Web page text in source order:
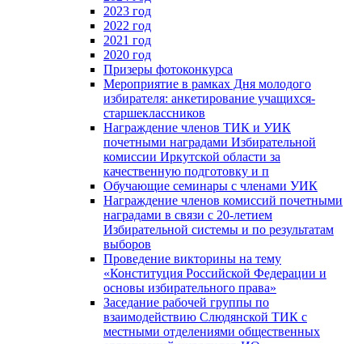
2023 год
2022 год
2021 год
2020 год
Призеры фотоконкурса
Мероприятие в рамках Дня молодого
избирателя: анкетирование учащихся-
старшеклассников
Награждение членов ТИК и УИК
почетными наградами Избирательной
комиссии Иркутской области за
качественную подготовку и п
Обучающие семинары с членами УИК
Награждение членов комиссий почетными
наградами в связи с 20-летием
Избирательной системы и по результатам
выборов
Проведение викторины на тему
«Конституция Российской Федерации и
основы избирательного права»
Заседание рабочей группы по
взаимодействию Слюдянской ТИК с
местными отделениями общественных